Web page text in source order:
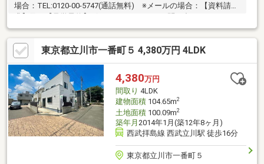
場合：TEL:0120-00-5747(通話無料) ※メールの場合：【資料請
い。■～東宝ハウス【フリーダイヤル:0120-00-5747】～
東京都立川市一番町５ 4,380万円 4LDK
4,380万円
間取り 4LDK
建物面積104.65m2
土地面積100.09m2
築年月 2014年1月(築12年8ヶ月)
西武拝島線 西武立川駅 徒歩16分
東京都立川市一番町５